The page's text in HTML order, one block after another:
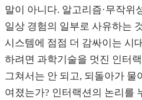
말이 아니다. 알고리즘·무작위
일상 경험의 일부로 사유하는
시스템에 점점 더 감싸이는 시
하려면 과학기술을 멋진 인터
그쳐서는 안 되고, 되돌아가 물
여졌는가? 인터랙션의 논리를